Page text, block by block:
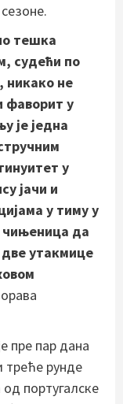
тешка
судећи по
никако не
фаворит у
је једна
у
јачи и
у тиму у
чињеница да
две утакмице
пре пар дана
треће рунде
португалске